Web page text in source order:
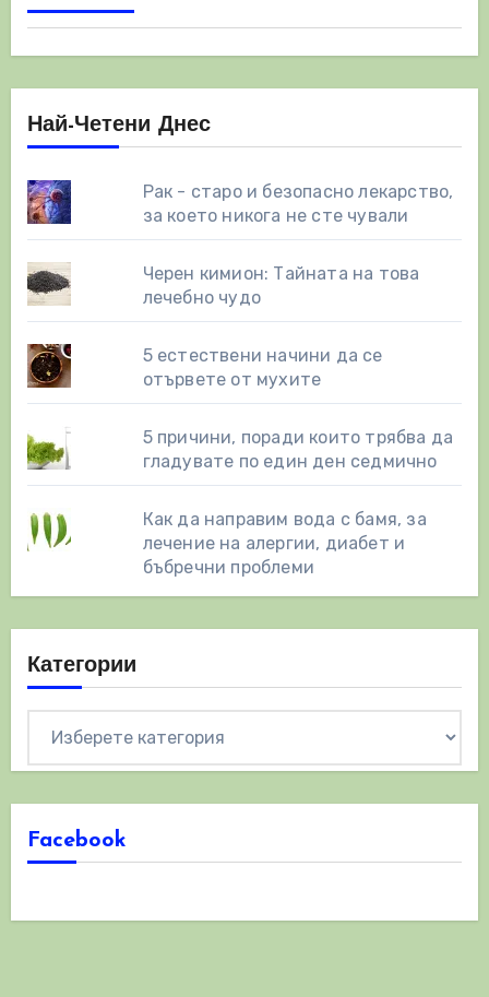
Най-Четени Днес
Рак - старо и безопасно лекарство,
за което никога не сте чували
Черен кимион: Тайната на това
лечебно чудо
5 естествени начини да се
отървете от мухите
5 причини, поради които трябва да
гладувате по един ден седмично
Как да направим вода с бамя, за
лечение на алергии, диабет и
бъбречни проблеми
Категории
Facebook